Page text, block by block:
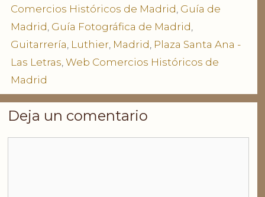
Comercios Históricos de Madrid, Guía de
Madrid, Guía Fotográfica de Madrid,
Guitarrería, Luthier, Madrid, Plaza Santa Ana -
Las Letras, Web Comercios Históricos de
Madrid
Deja un comentario